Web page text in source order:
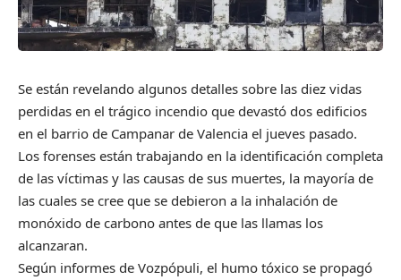
Se están revelando algunos detalles sobre las diez vidas
perdidas en el trágico incendio que devastó dos edificios
en el barrio de Campanar de Valencia el jueves pasado.
Los forenses están trabajando en la identificación completa
de las víctimas y las causas de sus muertes, la mayoría de
las cuales se cree que se debieron a la inhalación de
monóxido de carbono antes de que las llamas los
alcanzaran.
Según informes de Vozpópuli, el humo tóxico se propagó